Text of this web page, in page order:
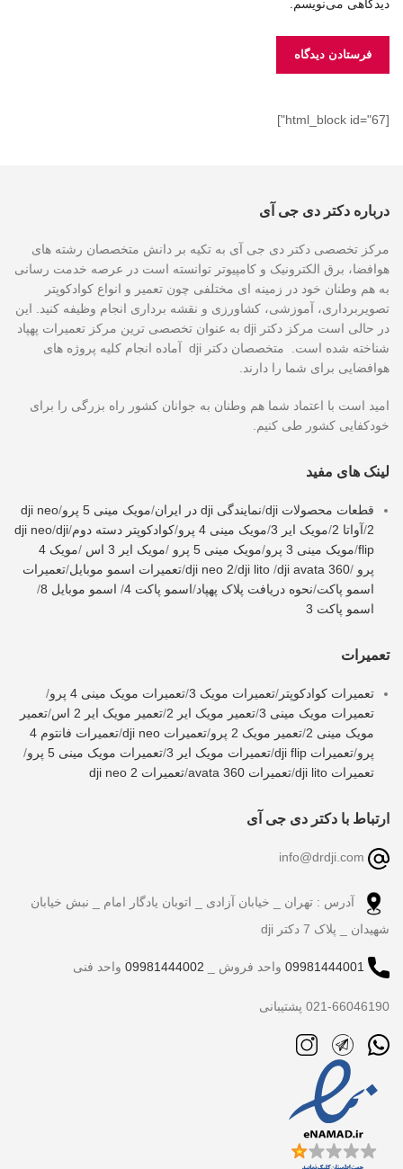
دیدگاهی می‌نویسم.
[html_block id="67"]
درباره دکتر دی جی آی
مرکز تخصصی دکتر دی جی آی به تکیه بر دانش متخصصان رشته های
هوافضا، برق الکترونیک و کامپیوتر توانسته است در عرصه خدمت رسانی
به هم وطنان خود در زمینه ای مختلفی چون تعمیر و انواع کوادکوپتر
تصویربرداری، آموزشی، کشاورزی و نقشه برداری انجام وظیفه کنید. این
در حالی است مرکز دکتر dji به عنوان تخصصی ترین مرکز تعمیرات پهپاد
شناخته شده است. متخصصان دکتر dji آماده انجام کلیه پروژه های
هوافضایی برای شما را دارند.
امید است با اعتماد شما هم وطنان به جوانان کشور راه بزرگی را برای
خودکفایی کشور طی کنیم.
لینک های مفید
قطعات محصولات dji /نمایندگی dji در ایران /مویک مینی 5 پرو /
dji neo
2
/آواتا 2 /مویک ایر 3 /مویک مینی 4 پرو /کوادکوپتر دسته دوم/
dji neo/dji
flip
/مویک مینی 3 پرو /مویک مینی 5 پرو /مویک ایر 3 اس /
مویک 4
پرو /
dji neo 2/dji lito /dji avata 360
/تعمیرات اسمو موبایل/تعمیرات
اسمو پاکت/نحوه دریافت پلاک پهپاد/اسمو پاکت 4 / اسمو موبایل 8
/
اسمو پاکت 3
تعمیرات
تعمیرات کوادکوپتر /تعمیرات مویک 3 /تعمیرات مویک مینی 4 پرو
/
تعمیرات مویک مینی 3
/تعمیر مویک ایر 2 /تعمیر مویک ایر 2 اس /تعمیر
مویک مینی 2
/تعمیر مویک 2 پرو /تعمیرات dji neo /
تعمیرات فانتوم 4
پرو/تعمیرات dji flip /تعمیرات مویک ایر 3 /تعمیرات مویک مینی 5 پرو
/
تعمیرات dji lito
/تعمیرات avata 360 /تعمیرات dji neo 2
ارتباط با دکتر دی جی آی
آدرس : تهران _ خیابان آزادی _ اتوبان یادگار امام _ نبش خیابان
شهیدان _ پلاک 7 دکتر dji
09981444001 واحد فروش _ 09981444002 واحد فنی
021-66046190 پشتیبانی